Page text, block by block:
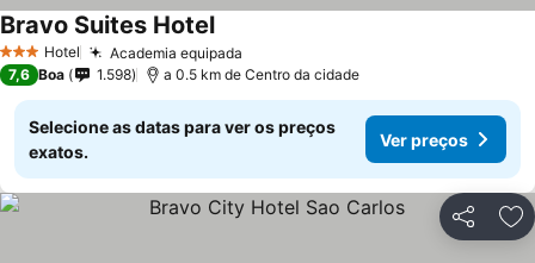
3 EstrelasHotel Academia equipada
Bravo Suites Hotel
7,6 Boa 1.598 a 0.5 km de Centro da cidade
Selecione as datas para ver os preços
exatos.
Ver preços
Partilhar